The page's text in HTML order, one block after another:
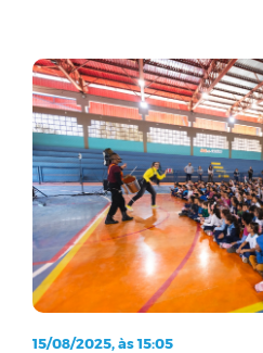
15/08/2025, às 15:05